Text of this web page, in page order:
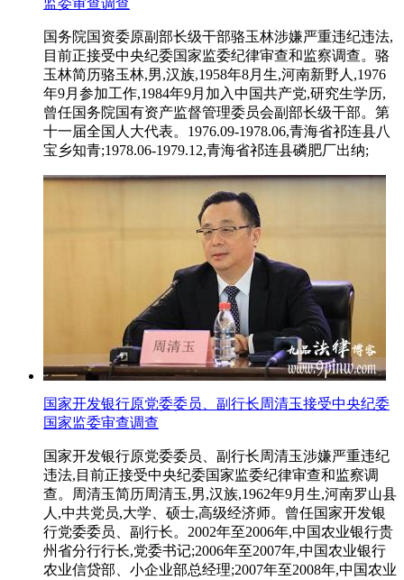
监委审查调查
国务院国资委原副部长级干部骆玉林涉嫌严重违纪违法,
目前正接受中央纪委国家监委纪律审查和监察调查。骆
玉林简历骆玉林,男,汉族,1958年8月生,河南新野人,1976
年9月参加工作,1984年9月加入中国共产党,研究生学历,
曾任国务院国有资产监督管理委员会副部长级干部。第
十一届全国人大代表。1976.09-1978.06,青海省祁连县八
宝乡知青;1978.06-1979.12,青海省祁连县磷肥厂出纳;
国家开发银行原党委委员、副行长周清玉接受中央纪委
国家监委审查调查
国家开发银行原党委委员、副行长周清玉涉嫌严重违纪
违法,目前正接受中央纪委国家监委纪律审查和监察调
查。周清玉简历周清玉,男,汉族,1962年9月生,河南罗山县
人,中共党员,大学、硕士,高级经济师。曾任国家开发银
行党委委员、副行长。2002年至2006年,中国农业银行贵
州省分行行长,党委书记;2006年至2007年,中国农业银行
农业信贷部、小企业部总经理;2007年至2008年,中国农业